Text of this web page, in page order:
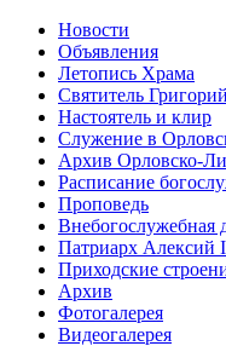
Новости
Объявления
Летопись Храма
Святитель
Настоятель и клир
Служение в
Архив Орловско-
Расписание
Проповедь
Внебогослужебная
Патриарх Алексий
Приходские
Архив
Фотогалерея
Видеогалерея